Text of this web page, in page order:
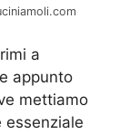
a
appunto
mettiamo
essenziale